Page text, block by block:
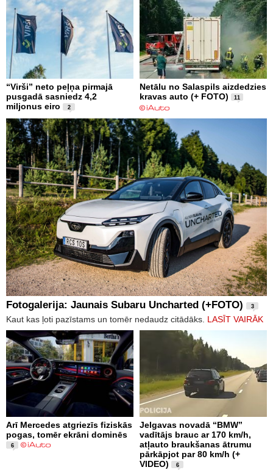
“Virši” neto peļņa pirmajā
pusgadā sasniedz 4,2
miljonus eiro
2
Netālu no Salaspils aizdedzies
kravas auto (+ FOTO)
11
Fotogalerija: Jaunais Subaru Uncharted (+FOTO) 3
Kaut kas ļoti pazīstams un tomēr nedaudz citādāks. LASĪT VAIRĀK
Arī Mercedes atgriezīs fiziskās
pogas, tomēr ekrāni dominēs
6
Jelgavas novadā “BMW”
vadītājs brauc ar 170 km/h,
atļauto braukšanas ātrumu
pārkāpjot par 80 km/h (+
VIDEO)
6